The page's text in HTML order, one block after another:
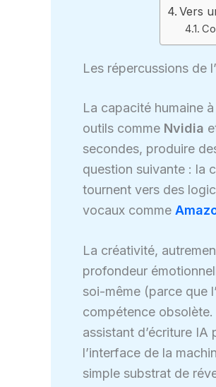
Vers
Les répercussions de
La capacité humaine
outils comme Nvidia
secondes, produire
question suivante : la
tournent vers des
vocaux comme
La créativité,
profondeur
soi-même (parce que
compétence
assistant d’écriture
l’interface de la
simple substrat de